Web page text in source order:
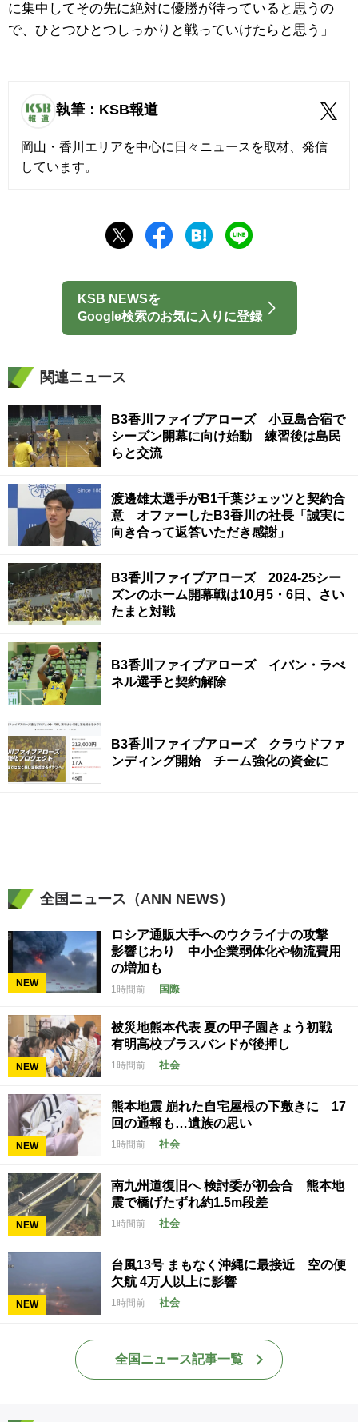
に集中してその先に絶対に優勝が待っていると思うの
で、ひとつひとつしっかりと戦っていけたらと思う」
執筆：KSB報道
岡山・香川エリアを中心に日々ニュースを取材、発信
しています。
KSB NEWSを
Google検索のお気に入りに登録
関連ニュース
B3香川ファイブアローズ 小豆島合宿で
シーズン開幕に向け始動 練習後は島民
らと交流
渡邊雄太選手がB1千葉ジェッツと契約合
意 オファーしたB3香川の社長「誠実に
向き合って返答いただき感謝」
B3香川ファイブアローズ 2024-25シー
ズンのホーム開幕戦は10月5・6日、さい
たまと対戦
B3香川ファイブアローズ イバン・ラべ
ネル選手と契約解除
B3香川ファイブアローズ クラウドファ
ンディング開始 チーム強化の資金に
全国ニュース（ANN NEWS）
NEW
ロシア通販大手へのウクライナの攻撃
影響じわり 中小企業弱体化や物流費用
の増加も
1時間前 国際
NEW
被災地熊本代表 夏の甲子園きょう初戦
有明高校ブラスバンドが後押し
1時間前 社会
NEW
熊本地震 崩れた自宅屋根の下敷きに 17
回の通報も…遺族の思い
1時間前 社会
NEW
南九州道復旧へ 検討委が初会合 熊本地
震で橋げたずれ約1.5m段差
1時間前 社会
NEW
台風13号 まもなく沖縄に最接近 空の便
欠航 4万人以上に影響
1時間前 社会
全国ニュース記事一覧